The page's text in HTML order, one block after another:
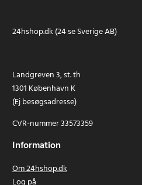
24hshop.dk (24 se Sverige AB)
Landgreven 3, st. th
1301 København K
(Ej besøgsadresse)
CVR-nummer 33573359
Information
Om 24hshop.dk